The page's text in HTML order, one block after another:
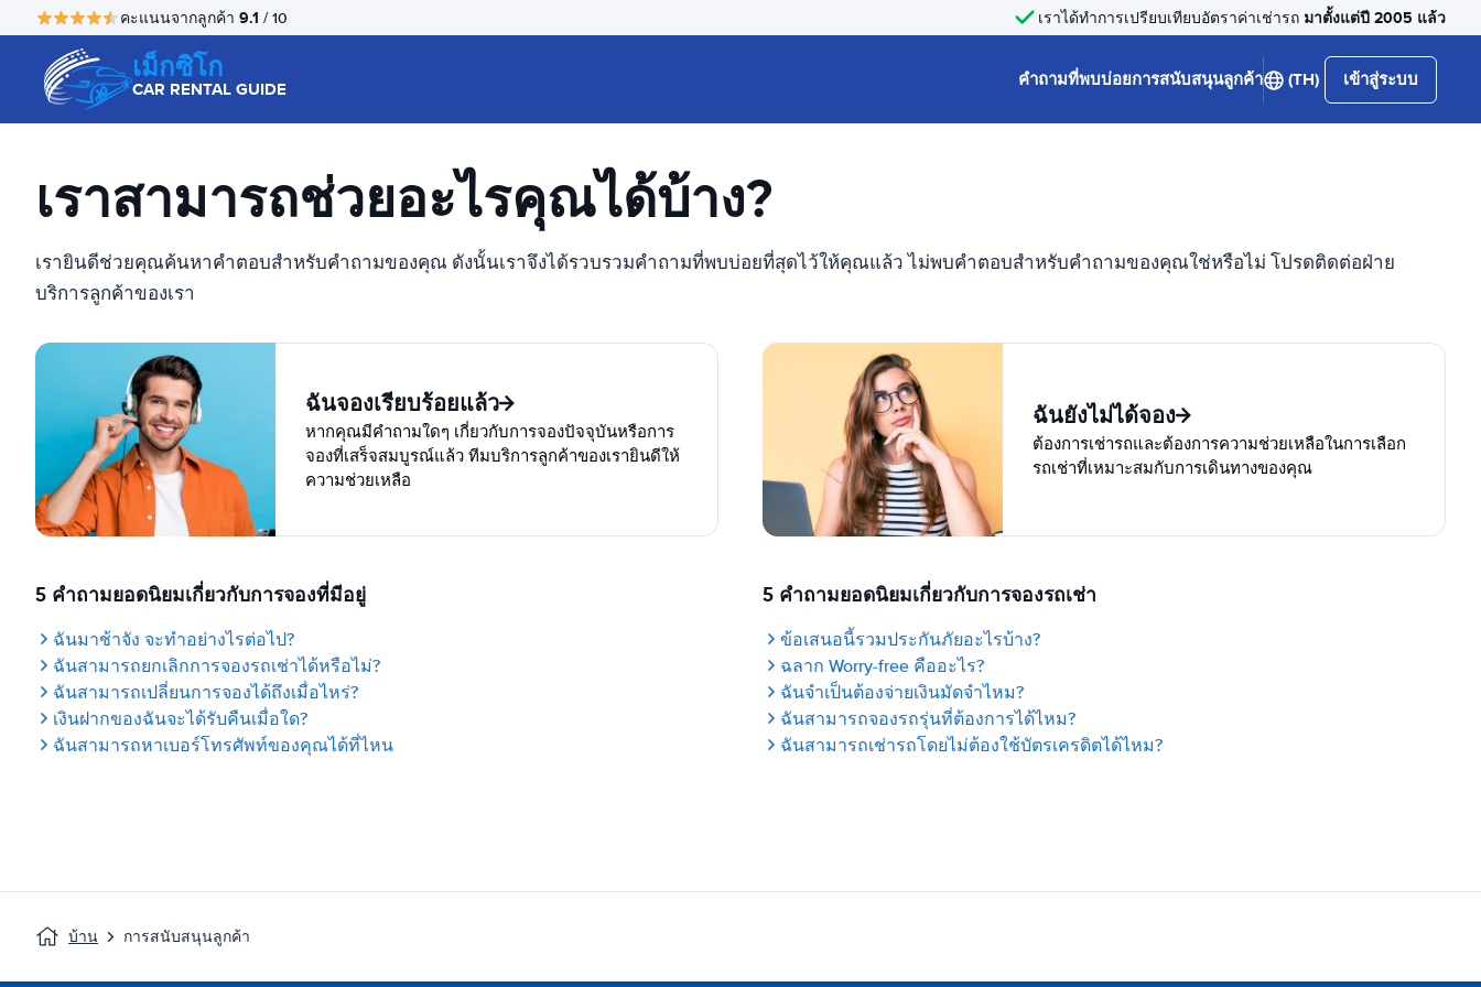
คะแนนจากลูกค้า 9.1 / 10 เราได้ทำการเปรียบเทียบอัตราค่าเช่ารถ มาตั้งแต่ปี 2005 แล้ว
เม็กซิโก
CAR RENTAL GUIDE คำถามที่พบบ่อยการสนับสนุนลูกค้า (TH) เข้าสู่ระบบ
เราสามารถช่วยอะไรคุณได้บ้าง?
เรายินดีช่วยคุณค้นหาคำตอบสำหรับคำถามของคุณ ดังนั้นเราจึงได้รวบรวมคำถามที่พบบ่อยที่สุดไว้ให้คุณแล้ว ไม่พบคำตอบสำหรับคำถามของคุณใช่หรือไม่ โปรดติดต่อฝ่าย
บริการลูกค้าของเรา
ฉันจองเรียบร้อยแล้ว
หากคุณมีคำถามใดๆ เกี่ยวกับการจองปัจจุบันหรือการ
จองที่เสร็จสมบูรณ์แล้ว ทีมบริการลูกค้าของเรายินดีให้
ความช่วยเหลือ
ฉันยังไม่ได้จอง
ต้องการเช่ารถและต้องการความช่วยเหลือในการเลือก
รถเช่าที่เหมาะสมกับการเดินทางของคุณ
5 คำถามยอดนิยมเกี่ยวกับการจองที่มีอยู่
ฉันมาช้าจัง จะทำอย่างไรต่อไป?
ฉันสามารถยกเลิกการจองรถเช่าได้หรือไม่?
ฉันสามารถเปลี่ยนการจองได้ถึงเมื่อไหร่?
เงินฝากของฉันจะได้รับคืนเมื่อใด?
ฉันสามารถหาเบอร์โทรศัพท์ของคุณได้ที่ไหน
5 คำถามยอดนิยมเกี่ยวกับการจองรถเช่า
ข้อเสนอนี้รวมประกันภัยอะไรบ้าง?
ฉลาก Worry-free คืออะไร?
ฉันจำเป็นต้องจ่ายเงินมัดจำไหม?
ฉันสามารถจองรถรุ่นที่ต้องการได้ไหม?
ฉันสามารถเช่ารถโดยไม่ต้องใช้บัตรเครดิตได้ไหม?
บ้าน การสนับสนุนลูกค้า